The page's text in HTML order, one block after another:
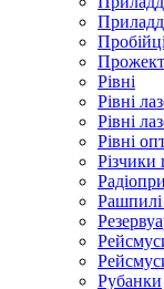
Рівні
Рівні
Рівні
Рівні
Рашпилі
Рубанки